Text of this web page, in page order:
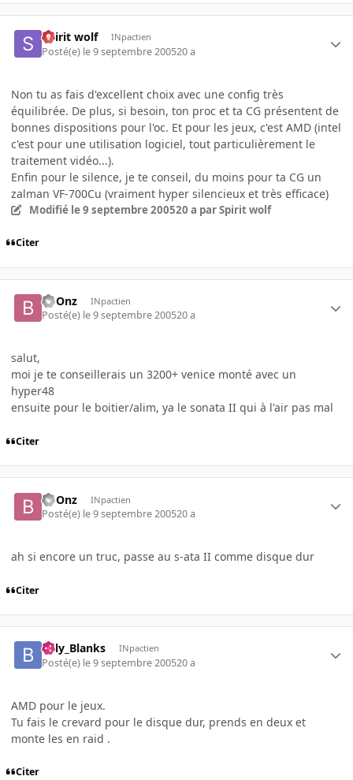
Spirit wolf INpactien
Posté(e) le 9 septembre 200520 a
Non tu as fais d'excellent choix avec une config très
équilibrée. De plus, si besoin, ton proc et ta CG présentent de
bonnes dispositions pour l'oc. Et pour les jeux, c'est AMD (intel
c'est pour une utilisation logiciel, tout particulièrement le
traitement vidéo...).
Enfin pour le silence, je te conseil, du moins pour ta CG un
zalman VF-700Cu (vraiment hyper silencieux et très efficace)
Modifié le 9 septembre 200520 a par Spirit wolf
Citer
boOnz INpactien
Posté(e) le 9 septembre 200520 a
salut,
moi je te conseillerais un 3200+ venice monté avec un
hyper48
ensuite pour le boitier/alim, ya le sonata II qui à l'air pas mal
Citer
boOnz INpactien
Posté(e) le 9 septembre 200520 a
ah si encore un truc, passe au s-ata II comme disque dur
Citer
Billy_Blanks INpactien
Posté(e) le 9 septembre 200520 a
AMD pour le jeux.
Tu fais le crevard pour le disque dur, prends en deux et
monte les en raid .
Citer